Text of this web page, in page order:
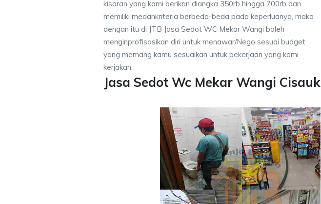
kisaran yang kami berikan diangka 350rb hingga 700rb dan
memiliki medankriteria berbeda-beda pada keperluanya, maka
dengan itu di JTB Jasa Sedot WC Mekar Wangi boleh
menginprofisasikan diri untuk menawar/Nego sesuai budget
yang memang kamu sesuaikan untuk pekerjaan yang kami
kerjakan.
Jasa Sedot Wc Mekar Wangi Cisauk